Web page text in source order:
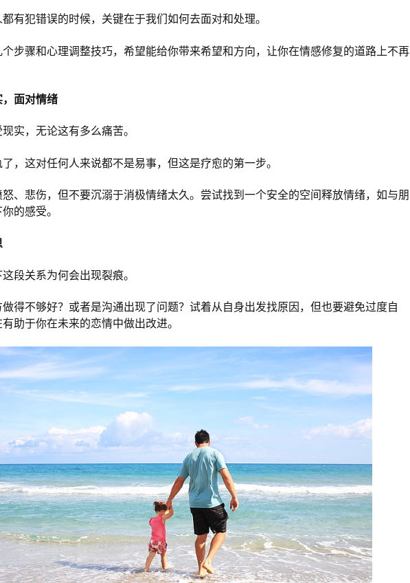
有犯错误的时候，关键在于我们如何去面对和处理。
步骤和心理调整技巧，希望能给你带来希望和方向，让你在情感修复的道路上不再
面对情绪
实，无论这有多么痛苦。
，这对任何人来说都不是易事，但这是疗愈的第一步。
、悲伤，但不要沉溺于消极情绪太久。尝试找到一个安全的空间释放情绪，如与朋
的感受。
段关系为何会出现裂痕。
得不够好？或者是沟通出现了问题？试着从自身出发找原因，但也要避免过度自
助于你在未来的恋情中做出改进。